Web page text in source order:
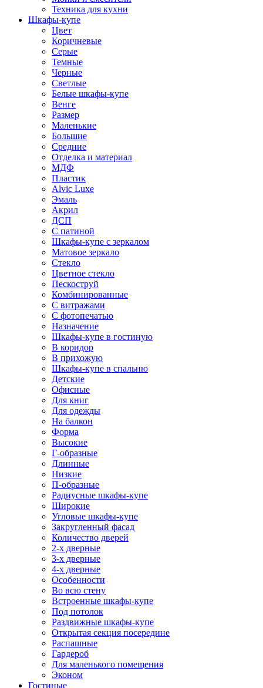
Техника для кухни
Шкафы-купе
Цвет
Коричневые
Серые
Темные
Черные
Светлые
Белые шкафы-купе
Венге
Размер
Маленькие
Большие
Средние
Отделка и материал
МДФ
Пластик
Alvic Luxe
Эмаль
Акрил
ДСП
С патиной
Шкафы-купе с зеркалом
Матовое зеркало
Стекло
Цветное стекло
Пескоструй
Комбинированные
С витражами
С фотопечатью
Назначение
Шкафы-купе в гостиную
В коридор
В прихожую
Шкафы-купе в спальню
Детские
Офисные
Для книг
Для одежды
На балкон
Форма
Высокие
Г-образные
Длинные
Низкие
П-образные
Радиусные шкафы-купе
Широкие
Угловые шкафы-купе
Закругленный фасад
Количество дверей
2-х дверные
3-х дверные
4-х дверные
Особенности
Во всю стену
Встроенные шкафы-купе
Под потолок
Раздвижные шкафы-купе
Открытая секция посередине
Распашные
Гардероб
Для маленького помещения
Эконом
Гостиные